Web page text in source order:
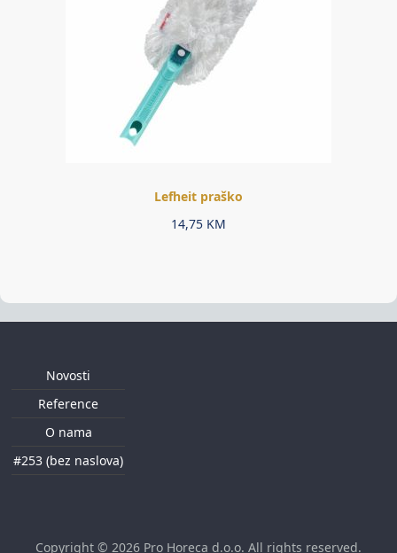
Lefheit praško
14,75 KM
Novosti
Reference
O nama
#253 (bez naslova)
Copyright © 2026 Pro Horeca d.o.o. All rights reserved.